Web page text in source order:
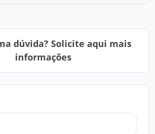
dúvida? Solicite aqui mais
informações